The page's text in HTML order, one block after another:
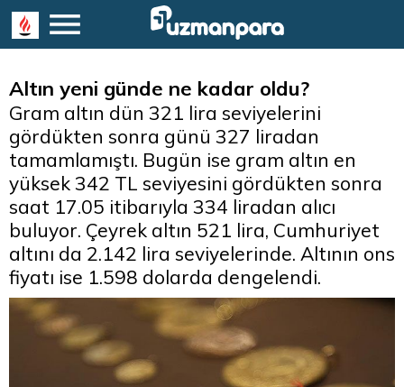
Altın yeni günde ne kadar oldu?
Gram altın dün 321 lira seviyelerini
gördükten sonra günü 327 liradan
tamamlamıştı. Bugün ise gram altın en
yüksek 342 TL seviyesini gördükten sonra
saat 17.05 itibarıyla 334 liradan alıcı
buluyor. Çeyrek altın 521 lira, Cumhuriyet
altını da 2.142 lira seviyelerinde. Altının ons
fiyatı ise 1.598 dolarda dengelendi.